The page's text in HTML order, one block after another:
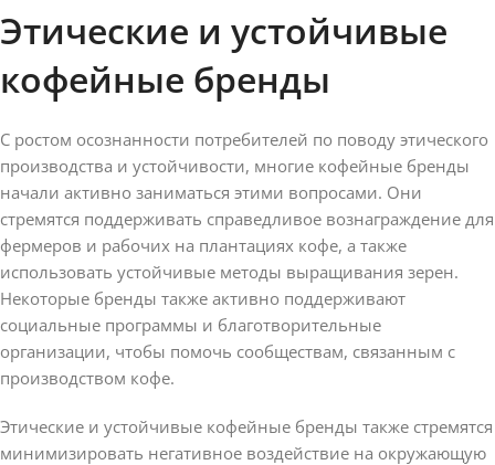
Этические и устойчивые
кофейные бренды
С ростом осознанности потребителей по поводу этического
производства и устойчивости, многие кофейные бренды
начали активно заниматься этими вопросами. Они
стремятся поддерживать справедливое вознаграждение для
фермеров и рабочих на плантациях кофе, а также
использовать устойчивые методы выращивания зерен.
Некоторые бренды также активно поддерживают
социальные программы и благотворительные
организации, чтобы помочь сообществам, связанным с
производством кофе.
Этические и устойчивые кофейные бренды также стремятся
минимизировать негативное воздействие на окружающую